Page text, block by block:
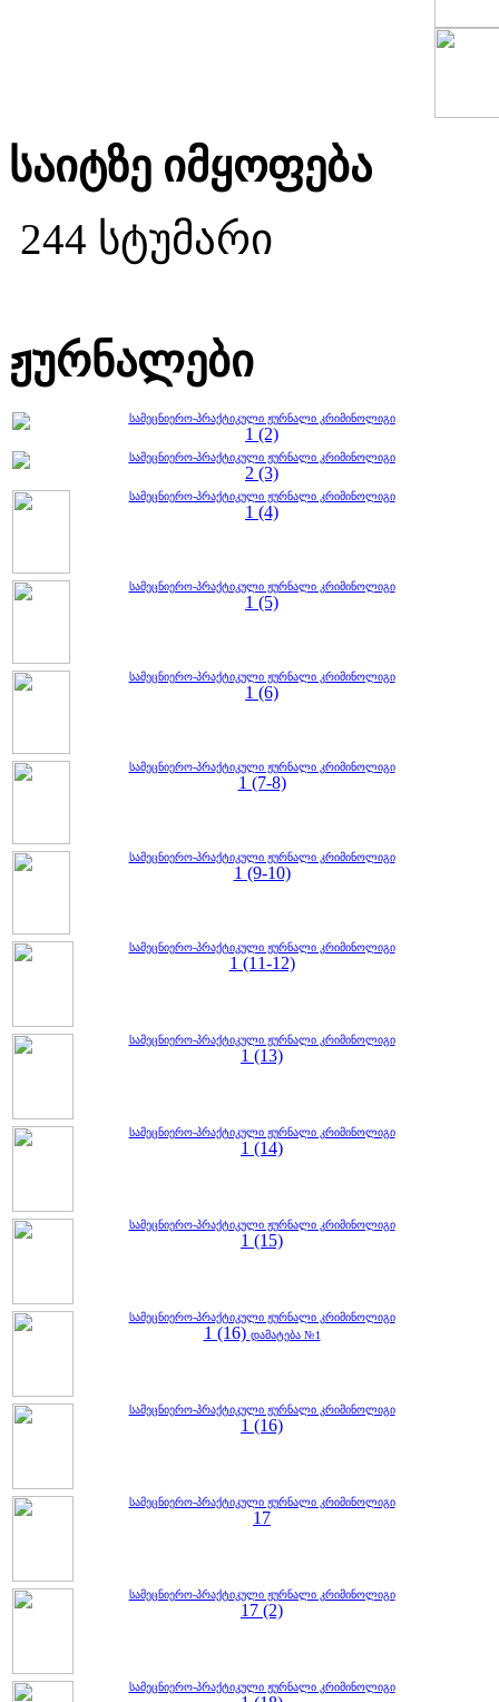
საიტზე იმყოფება
244 სტუმარი
ჟურნალები
სამეცნიერო-პრაქტიკული ჟურნალი კრიმინოლიგი
1 (2)
სამეცნიერო-პრაქტიკული ჟურნალი კრიმინოლიგი
2 (3)
სამეცნიერო-პრაქტიკული ჟურნალი კრიმინოლიგი
1 (4)
სამეცნიერო-პრაქტიკული ჟურნალი კრიმინოლიგი
1 (5)
სამეცნიერო-პრაქტიკული ჟურნალი კრიმინოლიგი
1 (6)
სამეცნიერო-პრაქტიკული ჟურნალი კრიმინოლიგი
1 (7-8)
სამეცნიერო-პრაქტიკული ჟურნალი კრიმინოლიგი
1 (9-10)
სამეცნიერო-პრაქტიკული ჟურნალი კრიმინოლიგი
1 (11-12)
სამეცნიერო-პრაქტიკული ჟურნალი კრიმინოლიგი
1 (13)
სამეცნიერო-პრაქტიკული ჟურნალი კრიმინოლიგი
1 (14)
სამეცნიერო-პრაქტიკული ჟურნალი კრიმინოლიგი
1 (15)
სამეცნიერო-პრაქტიკული ჟურნალი კრიმინოლიგი
1 (16) დამატება №1
სამეცნიერო-პრაქტიკული ჟურნალი კრიმინოლიგი
1 (16)
სამეცნიერო-პრაქტიკული ჟურნალი კრიმინოლიგი
17
სამეცნიერო-პრაქტიკული ჟურნალი კრიმინოლიგი
17 (2)
სამეცნიერო-პრაქტიკული ჟურნალი კრიმინოლიგი